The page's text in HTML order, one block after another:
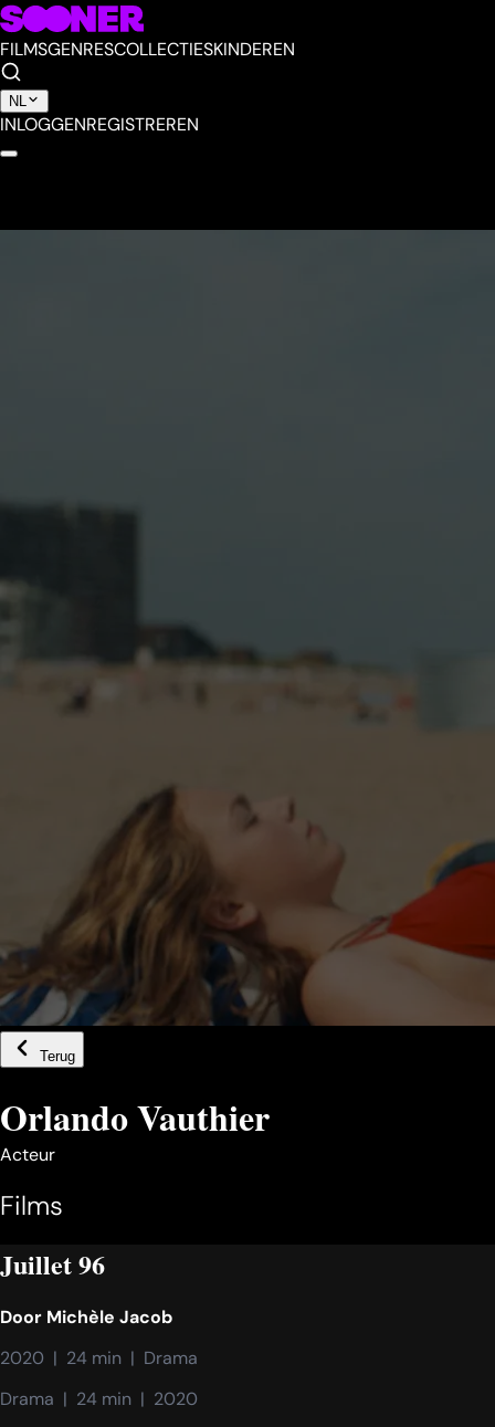
FILMSGENRESCOLLECTIESKINDEREN
NL
INLOGGENREGISTREREN
Terug
Orlando Vauthier
Acteur
Films
Juillet 96
Door Michèle Jacob
2020  |  24 min  |  Drama
Drama  |  24 min  |  2020